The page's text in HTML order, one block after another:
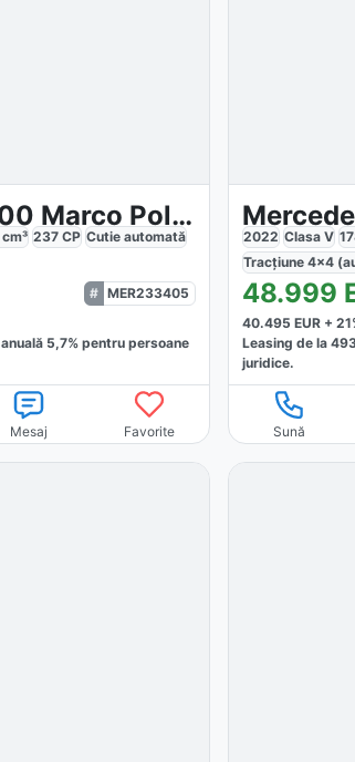
Mercedes-Benz V 300 Marco Polo Edition
cm³ 237 CP Cutie automată
MER233405
anuală 5,7% pentru persoane
Mesaj Favorite
2022 Clasa V
Tracțiune4x4
48.999
40.495 EUR +21
Leasing de la
juridice.
Sună